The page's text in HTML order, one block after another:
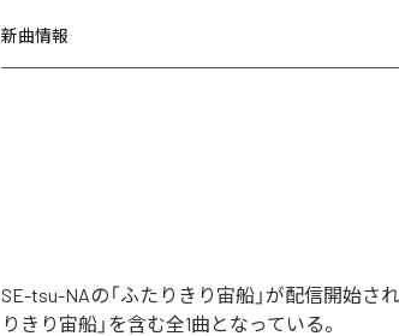
新曲情報
SE-tsu-NAの「ふたりきり宙船」が配信開始
りきり宙船」を含む全1曲となっている。